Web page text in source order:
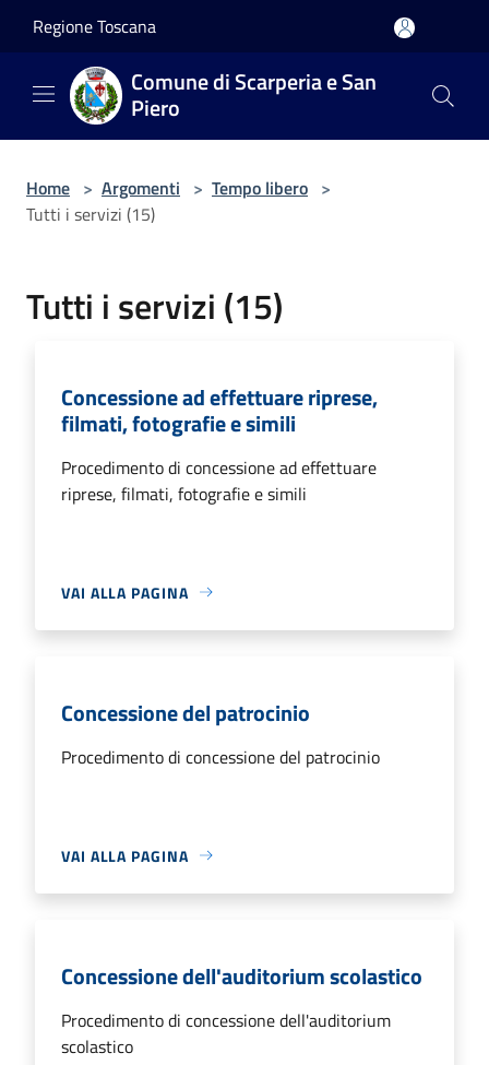
Regione Toscana
Comune di Scarperia e San
Piero
Home > Argomenti > Tempo libero >
Tutti i servizi (15)
Tutti i servizi (15)
Concessione ad effettuare riprese,
filmati, fotografie e simili
Procedimento di concessione ad effettuare
riprese, filmati, fotografie e simili
VAI ALLA PAGINA
Concessione del patrocinio
Procedimento di concessione del patrocinio
VAI ALLA PAGINA
Concessione dell'auditorium scolastico
Procedimento di concessione dell'auditorium
scolastico